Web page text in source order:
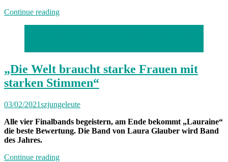
Continue reading„München
„Die Welt braucht starke Frauen mit
starken Stimmen“
03/02/2021szjungeleute
Alle vier Finalbands begeistern, am Ende bekommt „Lauraine“
die beste Bewertung. Die Band von Laura Glauber wird Band
des Jahres.
Continue reading„„Die